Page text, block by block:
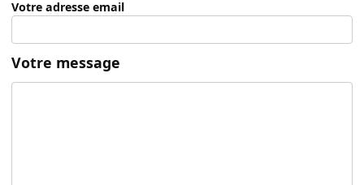
Votre adresse email
Votre message